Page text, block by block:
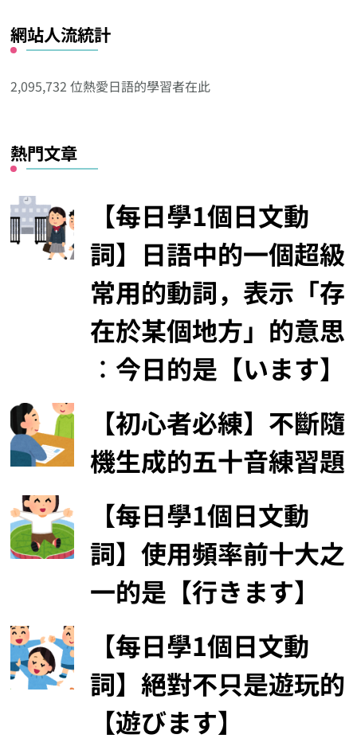
其
他
類
網站人流統計
2,095,732 位熱愛日語的學習者在此
熱門文章
【每日學1個日文動
詞】日語中的一個超級
常用的動詞，表示「存
在於某個地方」的意思
︰今日的是【います】
【初心者必練】不斷隨
機生成的五十音練習題
【每日學1個日文動
詞】使用頻率前十大之
一的是【行きます】
【每日學1個日文動
詞】絕對不只是遊玩的
【遊びます】